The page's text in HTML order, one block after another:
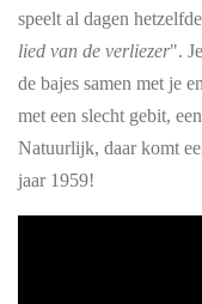
speelt al dagen
lied van de verliezer".
de bajes samen met je
met een slecht gebit,
Natuurlijk, daar komt
jaar 1959!